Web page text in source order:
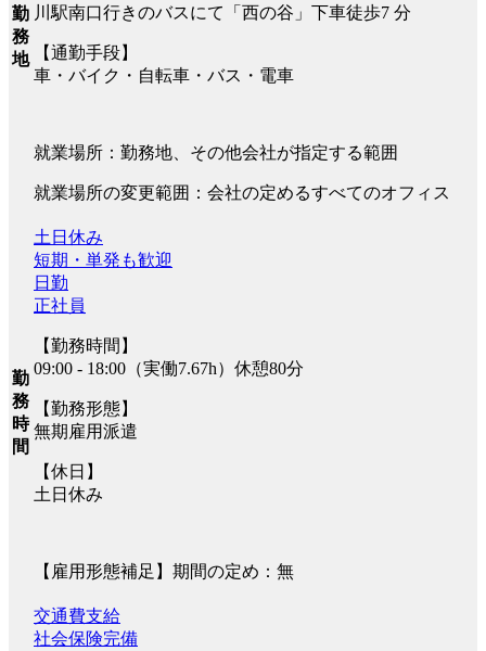
勤
務
地
川駅南口行きのバスにて「西の谷」下車徒歩7 分
【通勤手段】
車・バイク・自転車・バス・電車
就業場所：勤務地、その他会社が指定する範囲
就業場所の変更範囲：会社の定めるすべてのオフィス
勤
務
時
間
土日休み
短期・単発も歓迎
日勤
正社員
【勤務時間】
09:00 - 18:00（実働7.67h）休憩80分
【勤務形態】
無期雇用派遣
【休日】
土日休み
【雇用形態補足】期間の定め：無
交通費支給
社会保険完備